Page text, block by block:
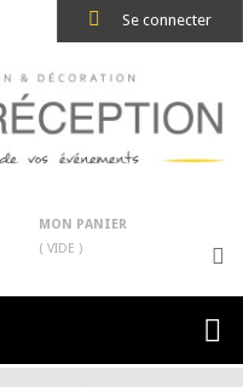
Se connecter
MON PANIER
( VIDE )